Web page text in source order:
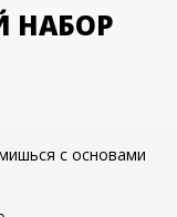
НАБОР
с основами